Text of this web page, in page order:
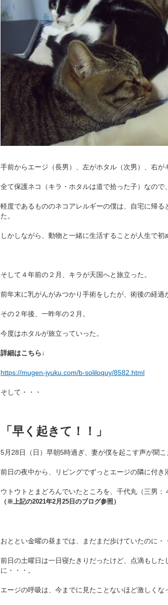
手前からエージ（長男）、左がホタル（次男）、右が
全て保護ネコ（キラ・ホタルは道で拾った子）なので
軽度であるもののネコアレルギーの僕は、自宅に帰
た。
しかしながら、動物と一緒に生活することが人生で
そして４年前の２月、キラが天国へと旅立った。
前年末に乳がんがみつかり手術をしたが、術後の経過
その２年後、一昨年の２月。
今度はホタルが旅立っていった。
詳細はこちら↓
https://mugen-jyuku.com/b-soliloquy/8582.html
そして・・・
「早く起きて！！」
5月28日（日）早朝5時過ぎ、妻が僕を起こす声が聞こ
前日の夜中から、リビングでずっとエージの隣に付き
ウトウトとまどろんでいたところを、千代丸（三男
（※上記の2021年2月25日のブログ参照）
おととい金曜の昼までは、まだまだ歩けていたのに・
前日の土曜日は一日寝たきりだったけど、点滴もし
に・・・。
エージの呼吸は、今までに見たことないほど激しくな